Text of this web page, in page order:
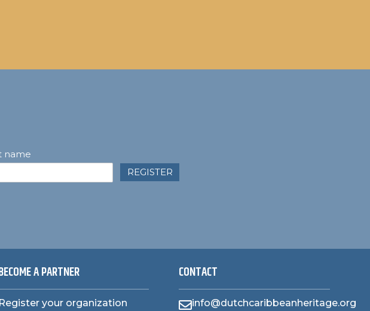
name
REGISTER
A PARTNER
Register your organization
CONTACT
info@dutchcaribbeanheritage.org